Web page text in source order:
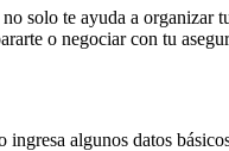
solo te ayuda a
o negociar con tu
algunos datos